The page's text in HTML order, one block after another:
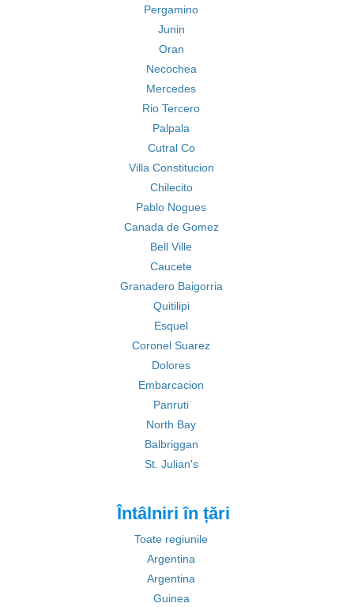
Pergamino
Junin
Oran
Necochea
Mercedes
Rio Tercero
Palpala
Cutral Co
Villa Constitucion
Chilecito
Pablo Nogues
Canada de Gomez
Bell Ville
Caucete
Granadero Baigorria
Quitilipi
Esquel
Coronel Suarez
Dolores
Embarcacion
Panruti
North Bay
Balbriggan
St. Julian's
Întâlniri în țări
Toate regiunile
Argentina
Argentina
Guinea